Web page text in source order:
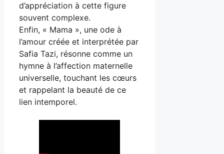
d’appréciation à cette figure
souvent complexe.
Enfin, « Mama », une ode à
l’amour créée et interprétée par
Safia Tazi, résonne comme un
hymne à l’affection maternelle
universelle, touchant les cœurs
et rappelant la beauté de ce
lien intemporel.